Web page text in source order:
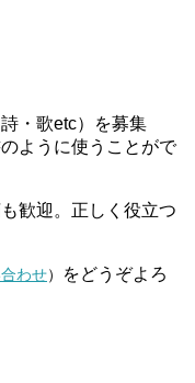
・歌etc）を募集
ように使うことがで
歓迎。正しく役立つ
わせ）
をどうぞよろ